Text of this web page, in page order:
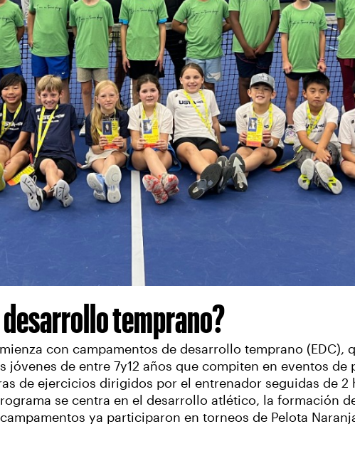
desarrollo temprano?
con campamentos de desarrollo temprano (EDC),
de entre 7y12 años que compiten en eventos de
de ejercicios dirigidos por el entrenador seguidas de 2
se centra en el desarrollo atlético, la formación
ya participaron en torneos de Pelota